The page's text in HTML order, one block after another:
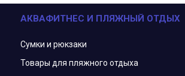
АКВАФИТНЕС И ПЛЯЖНЫЙ ОТДЫХ
Сумки и рюкзаки
Товары для пляжного отдыха